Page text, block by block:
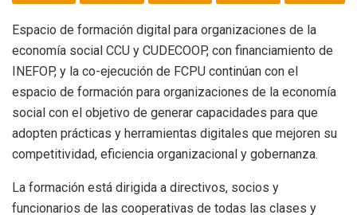
Espacio de formación digital para organizaciones de la
economía social CCU y CUDECOOP, con financiamiento de
INEFOP, y la co-ejecución de FCPU continúan con el
espacio de formación para organizaciones de la economía
social con el objetivo de generar capacidades para que
adopten prácticas y herramientas digitales que mejoren su
competitividad, eficiencia organizacional y gobernanza.
La formación está dirigida a directivos, socios y
funcionarios de las cooperativas de todas las clases y